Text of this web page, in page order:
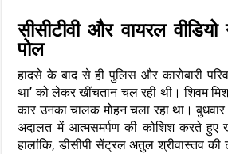
सीसीटीवी और वायरल
पोल
हादसे के बाद से ही पुलिस और कारोबारी
था’ को लेकर खींचतान चल रही थी। शिवम
कार उनका चालक मोहन चला रहा था। बुधवार
अदालत में आत्मसमर्पण की कोशिश करते हुए
हालांकि, डीसीपी सेंट्रल अतुल श्रीवास्तव की